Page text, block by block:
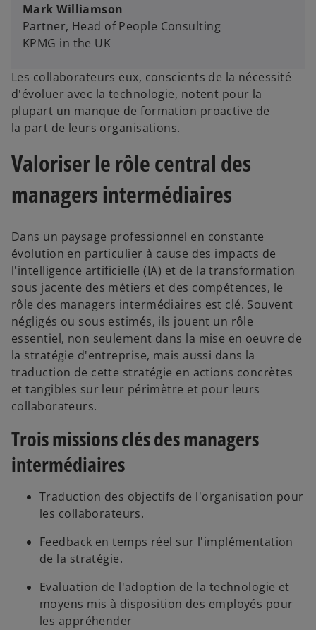
Mark Williamson
Partner, Head of People Consulting
KPMG in the UK
Les collaborateurs eux, conscients de la nécessité
d'évoluer avec la technologie, notent pour la
plupart un manque de formation proactive de
la part de leurs organisations.
Valoriser le rôle central des
managers intermédiaires
Dans un paysage professionnel en constante
évolution en particulier à cause des impacts de
l'intelligence artificielle (IA) et de la transformation
sous jacente des métiers et des compétences, le
rôle des managers intermédiaires est clé. Souvent
négligés ou sous estimés, ils jouent un rôle
essentiel, non seulement dans la mise en oeuvre de
la stratégie d'entreprise, mais aussi dans la
traduction de cette stratégie en actions concrètes
et tangibles sur leur périmètre et pour leurs
collaborateurs.
Trois missions clés des managers
intermédiaires
Traduction des objectifs de l'organisation pour
les collaborateurs.
Feedback en temps réel sur l'implémentation
de la stratégie.
Evaluation de l'adoption de la technologie et
moyens mis à disposition des employés pour
les appréhender